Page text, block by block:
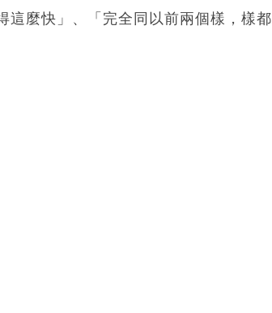
這麼快」、「完全同以前兩個樣，樣都